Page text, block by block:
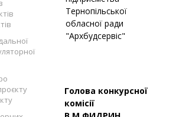
Тернопільської
обласної ради
"Архбудсервіс"
Голова конкурсної